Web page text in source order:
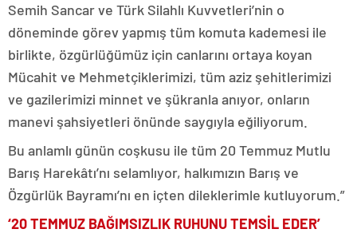
Semih Sancar ve Türk Silahlı Kuvvetleri’nin o
döneminde görev yapmış tüm komuta kademesi ile
birlikte, özgürlüğümüz için canlarını ortaya koyan
Mücahit ve Mehmetçiklerimizi, tüm aziz şehitlerimizi
ve gazilerimizi minnet ve şükranla anıyor, onların
manevi şahsiyetleri önünde saygıyla eğiliyorum.
Bu anlamlı günün coşkusu ile tüm 20 Temmuz Mutlu
Barış Harekâtı’nı selamlıyor, halkımızın Barış ve
Özgürlük Bayramı’nı en içten dileklerimle kutluyorum.”
‘20 TEMMUZ BAĞIMSIZLIK RUHUNU TEMSİL EDER’